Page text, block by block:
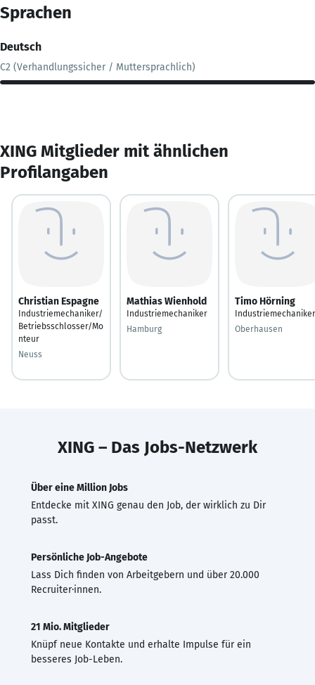
Sprachen
Deutsch
C2 (Verhandlungssicher / Muttersprachlich)
XING Mitglieder mit ähnlichen
Profilangaben
Christian Espagne
Industriemechaniker/
Betriebsschlosser/Mo
nteur
Neuss
Mathias Wienhold
Industriemechaniker
Hamburg
Timo Hörning
Industriemechaniker
Oberhausen
XING – Das Jobs-Netzwerk
Über eine Million Jobs
Entdecke mit XING genau den Job, der wirklich zu Dir
passt.
Persönliche Job-Angebote
Lass Dich finden von Arbeitgebern und über 20.000
Recruiter·innen.
21 Mio. Mitglieder
Knüpf neue Kontakte und erhalte Impulse für ein
besseres Job-Leben.